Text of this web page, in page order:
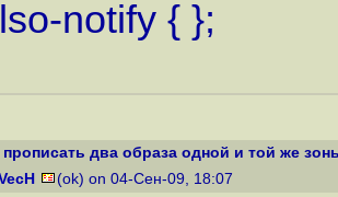
notify { };
прописать два образа одной и той же
(ok) on 04-Сен-09, 18:07